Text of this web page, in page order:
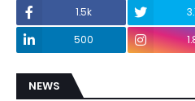
1.5k
500
NEWS